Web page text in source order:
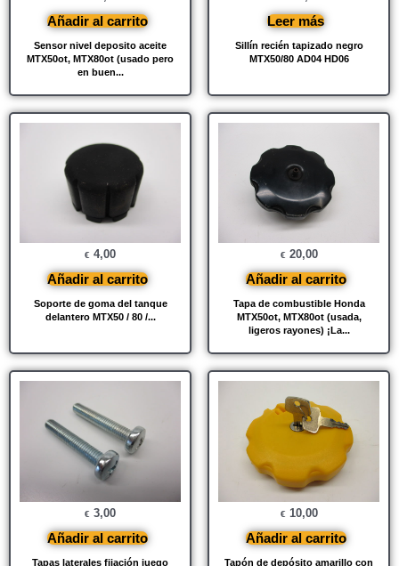
Sensor nivel deposito aceite
MTX50ot, MTX80ot (usado pero
en buen...
Añadir al carrito
Sillín recién tapizado negro
MTX50/80 AD04 HD06
Leer más
Soporte de goma del tanque
delantero MTX50 / 80 /...
€ 4,00
Añadir al carrito
Tapa de combustible Honda
MTX50ot, MTX80ot (usada,
ligeros rayones) ¡La...
€ 20,00
Añadir al carrito
Tapas laterales fijación juego
€ 3,00
Añadir al carrito
Tapón de depósito amarillo con
€ 10,00
Añadir al carrito